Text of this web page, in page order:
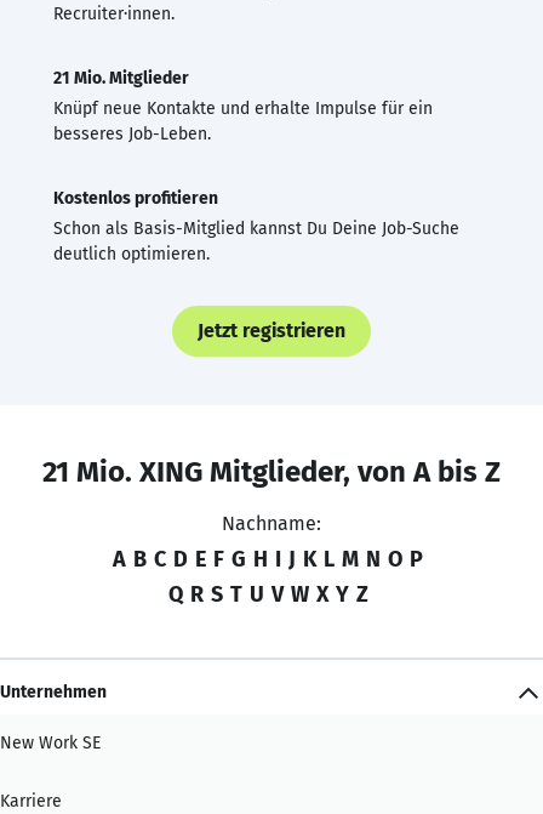
Recruiter·innen.
21 Mio. Mitglieder
Knüpf neue Kontakte und erhalte Impulse für ein
besseres Job-Leben.
Kostenlos profitieren
Schon als Basis-Mitglied kannst Du Deine Job-Suche
deutlich optimieren.
Jetzt registrieren
21 Mio. XING Mitglieder, von A bis Z
Nachname:
A B C D E F G H I J K L M N O P
Q R S T U V W X Y Z
Unternehmen
New Work SE
Karriere